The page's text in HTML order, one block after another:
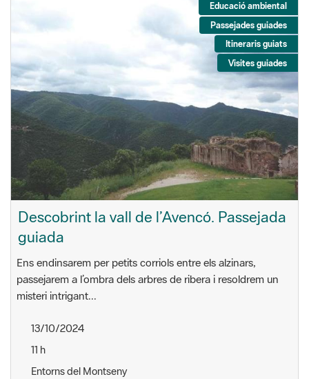
Educació ambiental
Passejades guiades
Itineraris guiats
Visites guiades
Descobrint la vall de l’Avencó. Passejada
guiada
Ens endinsarem per petits corriols entre els alzinars,
passejarem a l’ombra dels arbres de ribera i resoldrem un
misteri intrigant...
13/10/2024
11 h
Entorns del Montseny